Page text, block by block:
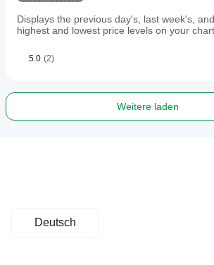
Displays the previous day's, last week's,
highest and lowest price levels on your chart.
5.0 (2)
Weitere laden
Deutsch